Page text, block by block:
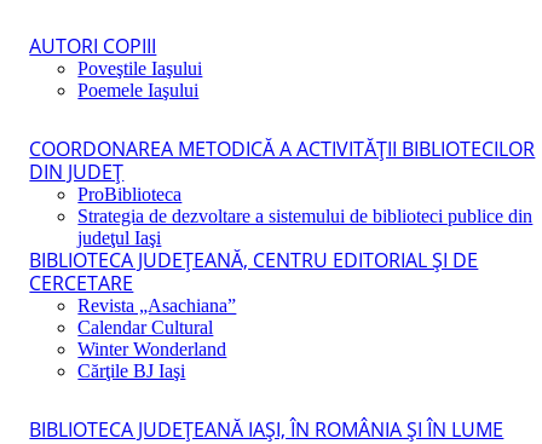
AUTORI COPIII
Poveştile Iaşului
Poemele Iaşului
COORDONAREA METODICĂ A ACTIVITĂŢII BIBLIOTECILOR
DIN JUDEŢ
ProBiblioteca
Strategia de dezvoltare a sistemului de biblioteci publice din
judeţul Iaşi
BIBLIOTECA JUDEŢEANĂ, CENTRU EDITORIAL ŞI DE
CERCETARE
Revista „Asachiana”
Calendar Cultural
Winter Wonderland
Cărţile BJ Iaşi
BIBLIOTECA JUDEŢEANĂ IAŞI, ÎN ROMÂNIA ŞI ÎN LUME